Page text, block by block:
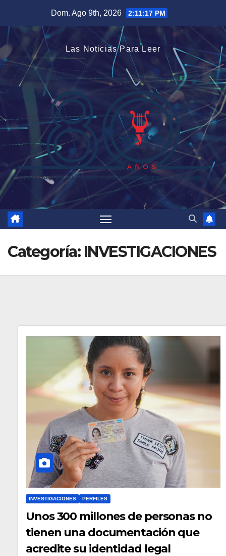
contenido
Dom. Ago 9th, 2026 2:11:18 PM
Las Noticias Para Leer
Categoría: INVESTIGACIONES
INVESTIGACIONES PERFILES
Unos 300 millones de personas no
tienen una documentación que
acredite su identidad legal